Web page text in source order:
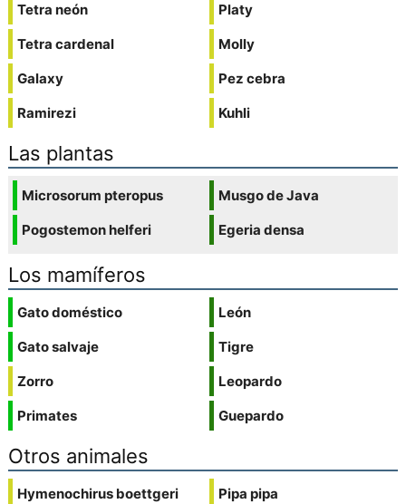
Tetra neón
Tetra cardenal
Galaxy
Ramirezi
Platy
Molly
Pez cebra
Kuhli
Las plantas
Microsorum pteropus
Pogostemon helferi
Musgo de Java
Egeria densa
Los mamíferos
Gato doméstico
Gato salvaje
Zorro
Primates
León
Tigre
Leopardo
Guepardo
Otros animales
Hymenochirus boettgeri Pipa pipa